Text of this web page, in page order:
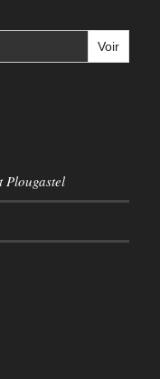
Plougastel